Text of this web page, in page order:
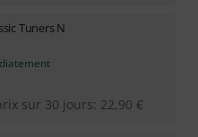
Tuners N
sur 30 jours: 22,90 €